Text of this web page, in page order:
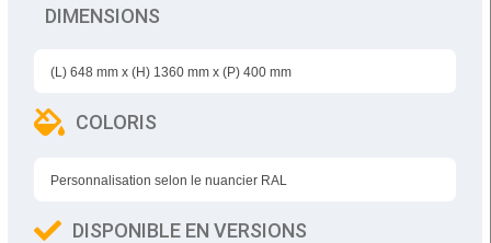
DIMENSIONS
(L)648 mm x (H) 1360 mm x (P)400 mm
COLORIS
Personnalisation selon le nuancier RAL
DISPONIBLE EN VERSIONS